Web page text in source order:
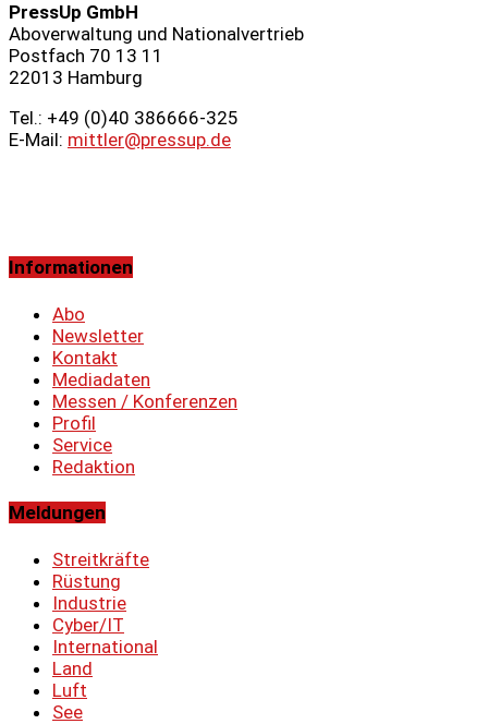
PressUp GmbH
Aboverwaltung und Nationalvertrieb
Postfach 70 13 11
22013 Hamburg
Tel.: +49 (0)40 386666‑325
E-Mail: mittler@pressup.de
Informationen
Abo
Newsletter
Kontakt
Mediadaten
Messen / Konferenzen
Profil
Service
Redaktion
Meldungen
Streitkräfte
Rüstung
Industrie
Cyber/IT
International
Land
Luft
See